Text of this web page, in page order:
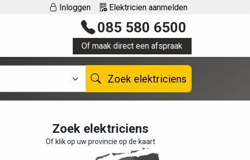
Inloggen Elektricien aanmelden
085 580 6500
Of maak direct een afspraak
Zoek elektriciens
Zoek elektriciens
Of klik op uw provincie op de kaart